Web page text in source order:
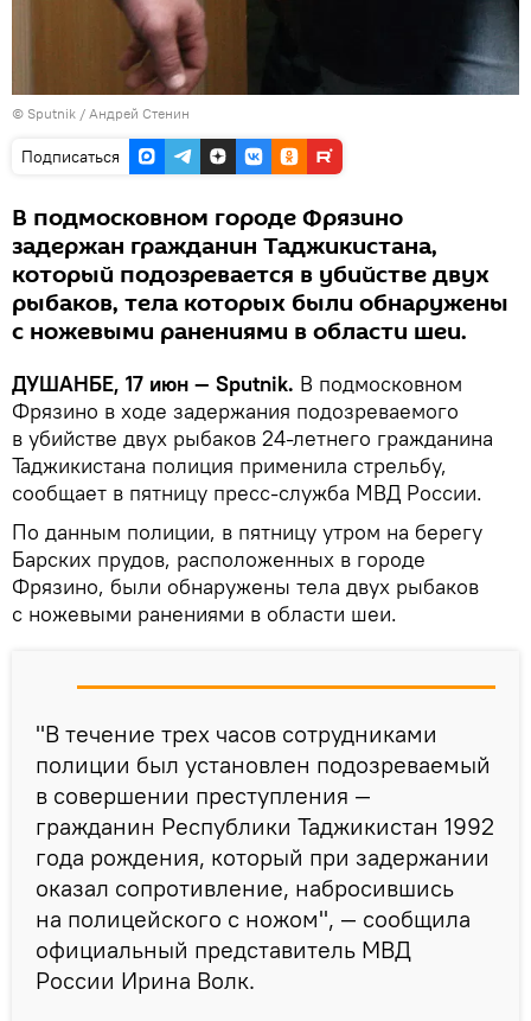
© Sputnik / Андрей Стенин
Подписаться
В подмосковном городе Фрязино
задержан гражданин Таджикистана,
который подозревается в убийстве двух
рыбаков, тела которых были обнаружены
с ножевыми ранениями в области шеи.
ДУШАНБЕ, 17 июн — Sputnik. В подмосковном
Фрязино в ходе задержания подозреваемого
в убийстве двух рыбаков 24-летнего гражданина
Таджикистана полиция применила стрельбу,
сообщает в пятницу пресс-служба МВД России.
По данным полиции, в пятницу утром на берегу
Барских прудов, расположенных в городе
Фрязино, были обнаружены тела двух рыбаков
с ножевыми ранениями в области шеи.
"В течение трех часов сотрудниками
полиции был установлен подозреваемый
в совершении преступления —
гражданин Республики Таджикистан 1992
года рождения, который при задержании
оказал сопротивление, набросившись
на полицейского с ножом", — сообщила
официальный представитель МВД
России Ирина Волк.